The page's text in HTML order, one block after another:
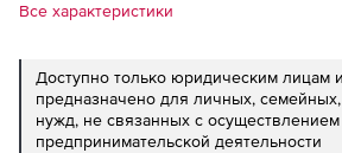
Все характеристики
Доступно только юридическим лицам
предназначено для личных,
нужд, не связанных с осуществлением
предпринимательской деятельности